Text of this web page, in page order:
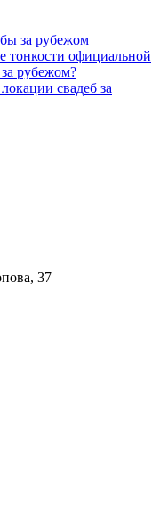
за рубежом
тонкости официальной
рубежом?
свадеб за
37